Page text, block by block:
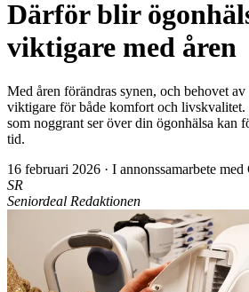
Därför blir
viktigare med åren
Med åren förändras synen, och behovet
viktigare för både komfort och
som noggrant ser över din ögonhälsa kan
tid.
16 februari 2026 · I annonssamarbete
SR
Seniordeal Redaktionen